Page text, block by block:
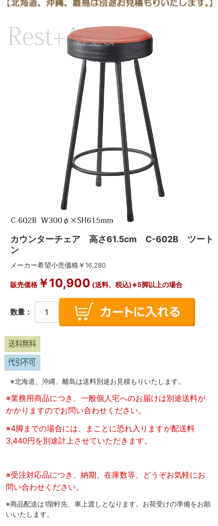
カウンターチェア 高さ61.5cm C-602B ツート
ン
メーカー希望小売価格￥16,280
販売価格￥10,900 (送料、税込)※5脚以上の場合
数量：
※北海道、沖縄、離島は送料別途お見積もりいたします。
※業務用商品につき、一般個人宅へのお届けは別途送料が
かかりますのでお問い合わせください。
※4脚までの場合には、まことに恐れ入りますが配送料
3,440円を別途計上させていただきます。
※受注対応品につき、納期、在庫数等、どうぞお気軽にお
問い合わせください。
※商品配送は1階軒先、車上渡しとなります。お荷受けの準備をお願
いいたします。